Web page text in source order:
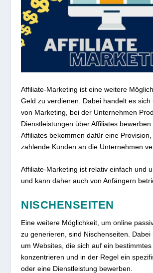
Affiliate-Marketing ist eine weitere
Geld zu verdienen. Dabei handelt es sich
von Marketing, bei der Unternehmen
Dienstleistungen über Affiliates
Affiliates bekommen dafür eine
zahlende Kunden an die Unternehmen
Affiliate-Marketing ist relativ einfach und
und kann daher auch von Anfängern
NISCHENSEITEN
Eine weitere Möglichkeit, um online
zu generieren, sind Nischenseiten. Dabei
um Websites, die sich auf ein
konzentrieren und in der Regel ein
oder eine Dienstleistung bewerben.